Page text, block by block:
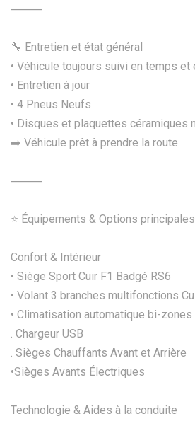
⸻
🔧 Entretien et état général
• Véhicule toujours suivi en temps et
• Entretien à jour
• 4 Pneus Neufs
• Disques et plaquettes céramiques
➡️ Véhicule prêt à prendre la route
⸻
⭐ Équipements & Options principales
Confort & Intérieur
• Siège Sport Cuir F1 Badgé RS6
• Volant 3 branches multifonctions
• Climatisation automatique bi-zones
. Chargeur USB
. Sièges Chauffants Avant et Arrière
•Sièges Avants Électriques
Technologie & Aides à la conduite